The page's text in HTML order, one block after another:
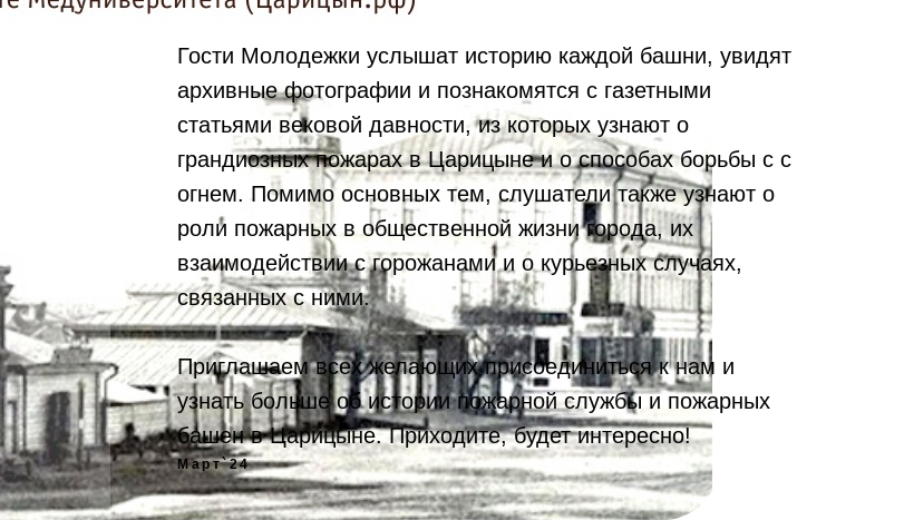
Гости Молодежки услышат историю каждой башни, увидят
архивные фотографии и познакомятся с газетными
статьями вековой давности, из которых узнают о
грандиозных пожарах в Царицыне и о способах борьбы с с
огнем. Помимо основных тем, слушатели также узнают о
роли пожарных в общественной жизни города, их
взаимодействии с горожанами и о курьезных случаях,
связанных с ними.
Приглашаем всех желающих присоединиться к нам и
узнать больше об истории пожарной службы и пожарных
башен в Царицыне. Приходите, будет интересно!
Март`24